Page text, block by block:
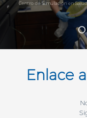
Centro de Simulación en
Enlace